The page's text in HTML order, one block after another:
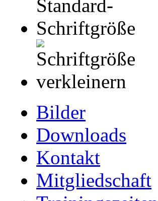
Bilder
Downloads
Kontakt
Mitgliedschaft